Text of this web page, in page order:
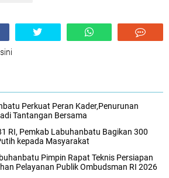
Perkuat Peran Kader,Penurunan
Tantangan Bersama
RI, Pemkab Labuhanbatu Bagikan 300
kepada Masyarakat
Pimpin Rapat Teknis Persiapan
Pelayanan Publik Ombudsman RI 2026